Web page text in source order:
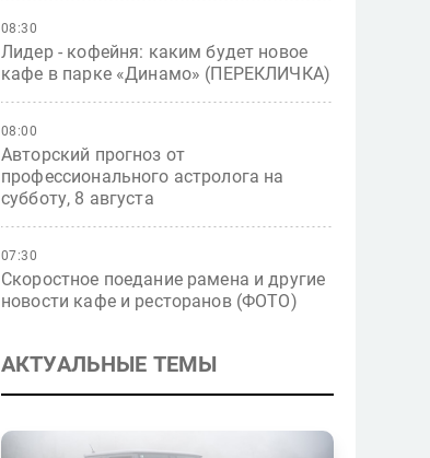
Лидер - кофейня: каким будет новое
кафе в парке «Динамо» (ПЕРЕКЛИЧКА)
08:30
Авторский прогноз от
профессионального астролога на
субботу, 8 августа
08:00
Скоростное поедание рамена и другие
новости кафе и ресторанов (ФОТО)
07:30
АКТУАЛЬНЫЕ ТЕМЫ